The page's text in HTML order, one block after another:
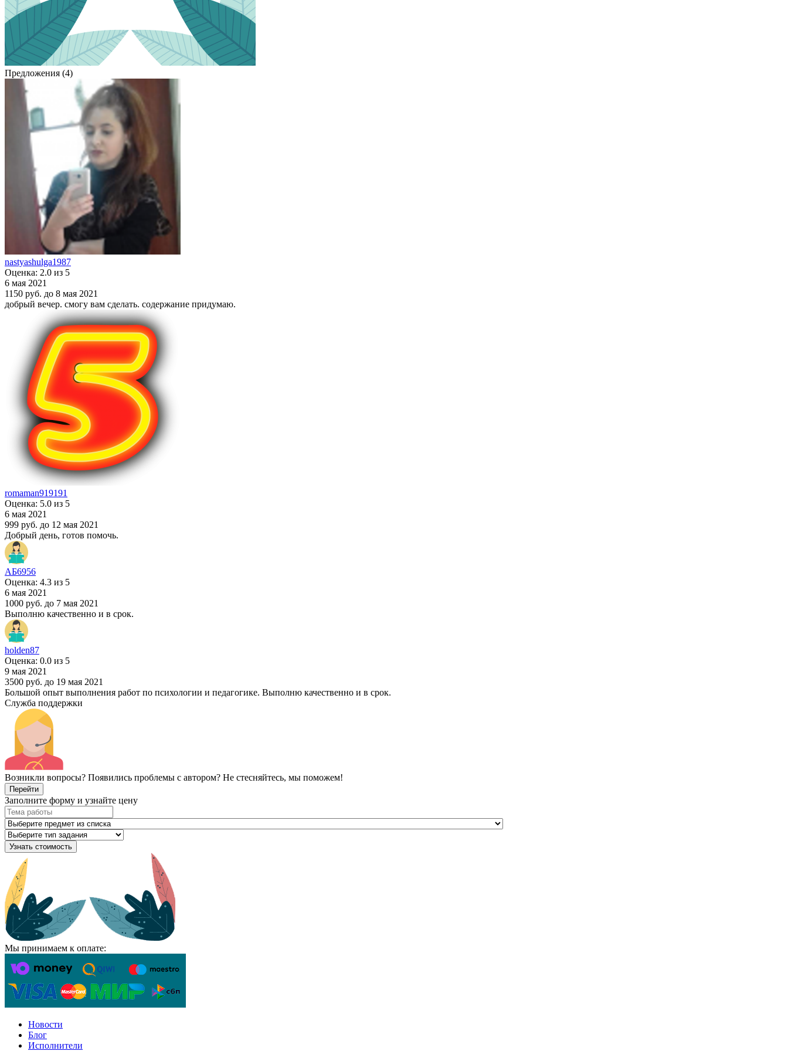
Предложения (4)
nastyashulga1987
Оценка: 2.0 из 5
6 мая 2021
1150 руб. до 8 мая 2021
добрый вечер. смогу вам сделать. содержание придумаю.
romaman919191
Оценка: 5.0 из 5
6 мая 2021
999 руб. до 12 мая 2021
Добрый день, готов помочь.
АБ6956
Оценка: 4.3 из 5
6 мая 2021
1000 руб. до 7 мая 2021
Выполню качественно и в срок.
holden87
Оценка: 0.0 из 5
9 мая 2021
3500 руб. до 19 мая 2021
Большой опыт выполнения работ по психологии и педагогике. Выполню качественно и в срок.
Служба поддержки
Возникли вопросы? Появились проблемы с автором? Не стесняйтесь, мы поможем!
Перейти
Заполните форму и узнайте цену
Узнать стоимость
Мы принимаем к оплате:
Новости
Блог
Исполнители